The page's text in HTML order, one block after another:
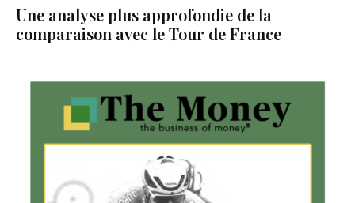
Une analyse plus approfondie de la
comparaison avec le Tour de France